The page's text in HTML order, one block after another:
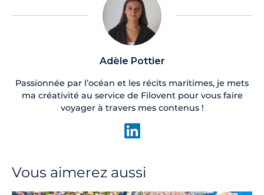
Adèle Pottier
Passionnée par l’océan et les récits maritimes, je mets
ma créativité au service de Filovent pour vous faire
voyager à travers mes contenus !
Vous aimerez aussi